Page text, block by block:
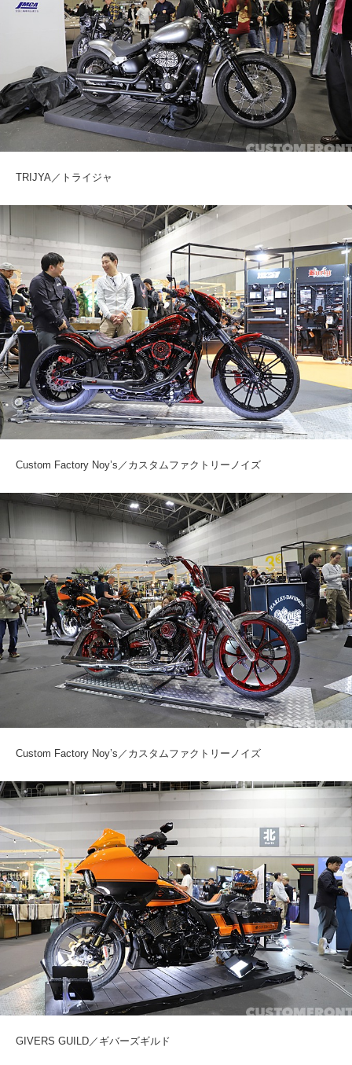
TRIJYA／トライジャ
Custom Factory Noy’s／カスタムファクトリーノイズ
Custom Factory Noy’s／カスタムファクトリーノイズ
GIVERS GUILD／ギバーズギルド